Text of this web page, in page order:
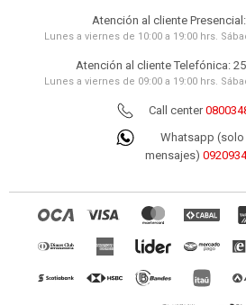
Atención al cliente
Lunes a viernes de 10:00 a 19:00 hrs.
Atención al cliente Telefónica:
Lunes a viernes de 09:00 a 19:00 hrs.
Call center
Whatsapp (solo
mensajes)